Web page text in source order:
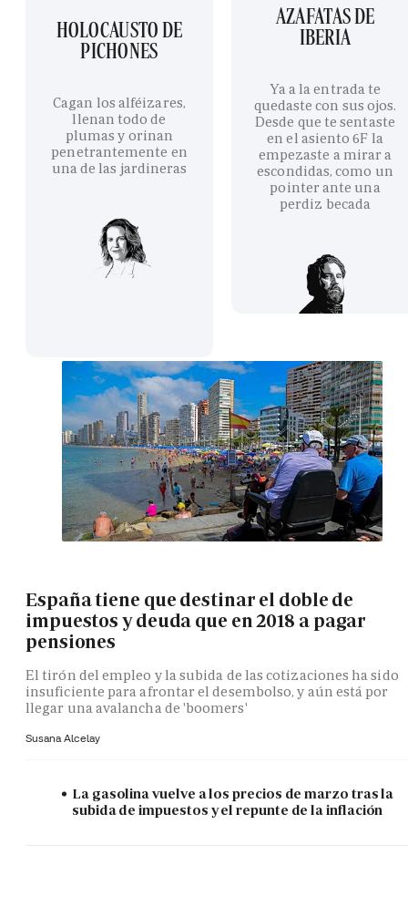
HOLOCAUSTO DE
PICHONES
Cagan los alféizares,
llenan todo de
plumas y orinan
penetrantemente en
una de las jardineras
AZAFATAS DE
IBERIA
Ya a la entrada te
quedaste con sus ojos.
Desde que te sentaste
en el asiento 6F la
empezaste a mirar a
escondidas, como un
pointer ante una
perdiz becada
España tiene que destinar el doble de
impuestos y deuda que en 2018 a pagar
pensiones
El tirón del empleo y la subida de las cotizaciones ha sido
insuficiente para afrontar el desembolso, y aún está por
llegar una avalancha de 'boomers'
Susana Alcelay
La gasolina vuelve a los precios de marzo tras la
subida de impuestos y el repunte de la inflación